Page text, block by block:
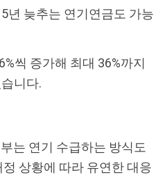
년 늦추는 연기연금도 가능
씩 증가해 최대 36%까지
니다.
는 연기 수급하는 방식도
상황에 따라 유연한 대응